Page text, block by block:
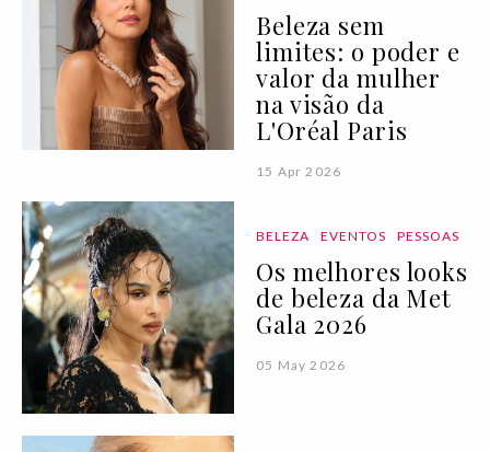
Beleza sem
limites: o poder e
valor da mulher
na visão da
L'Oréal Paris
15 Apr 2026
BELEZA EVENTOS PESSOAS
Os melhores looks
de beleza da Met
Gala 2026
05 May 2026